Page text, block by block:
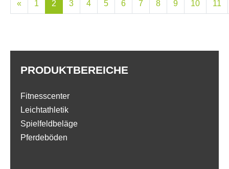
« 1 2 3 4 5 6 7 8 9 10 11
PRODUKTBEREICHE
Fitnesscenter
Leichtathletik
Spielfeldbeläge
Pferdeböden